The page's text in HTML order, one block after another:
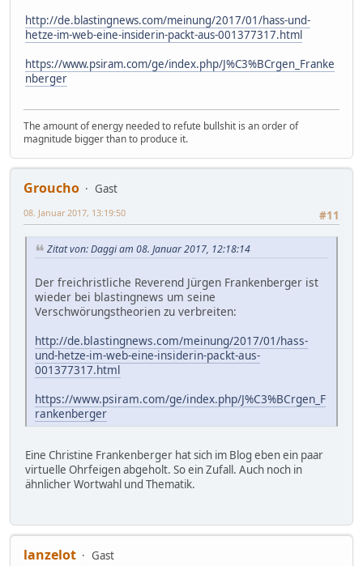
http://de.blastingnews.com/meinung/2017/01/hass-und-
hetze-im-web-eine-insiderin-packt-aus-001377317.html
https://www.psiram.com/ge/index.php/J%C3%BCrgen_Franke
nberger
The amount of energy needed to refute bullshit is an order of
magnitude bigger than to produce it.
Groucho
Gast
#11
08. Januar 2017, 13:19:50
Zitat von: Daggi am 08. Januar 2017, 12:18:14
Der freichristliche Reverend Jürgen Frankenberger ist
wieder bei blastingnews um seine
Verschwörungstheorien zu verbreiten:
http://de.blastingnews.com/meinung/2017/01/hass-
und-hetze-im-web-eine-insiderin-packt-aus-
001377317.html
https://www.psiram.com/ge/index.php/J%C3%BCrgen_F
rankenberger
Eine Christine Frankenberger hat sich im Blog eben ein paar
virtuelle Ohrfeigen abgeholt. So ein Zufall. Auch noch in
ähnlicher Wortwahl und Thematik.
lanzelot
Gast